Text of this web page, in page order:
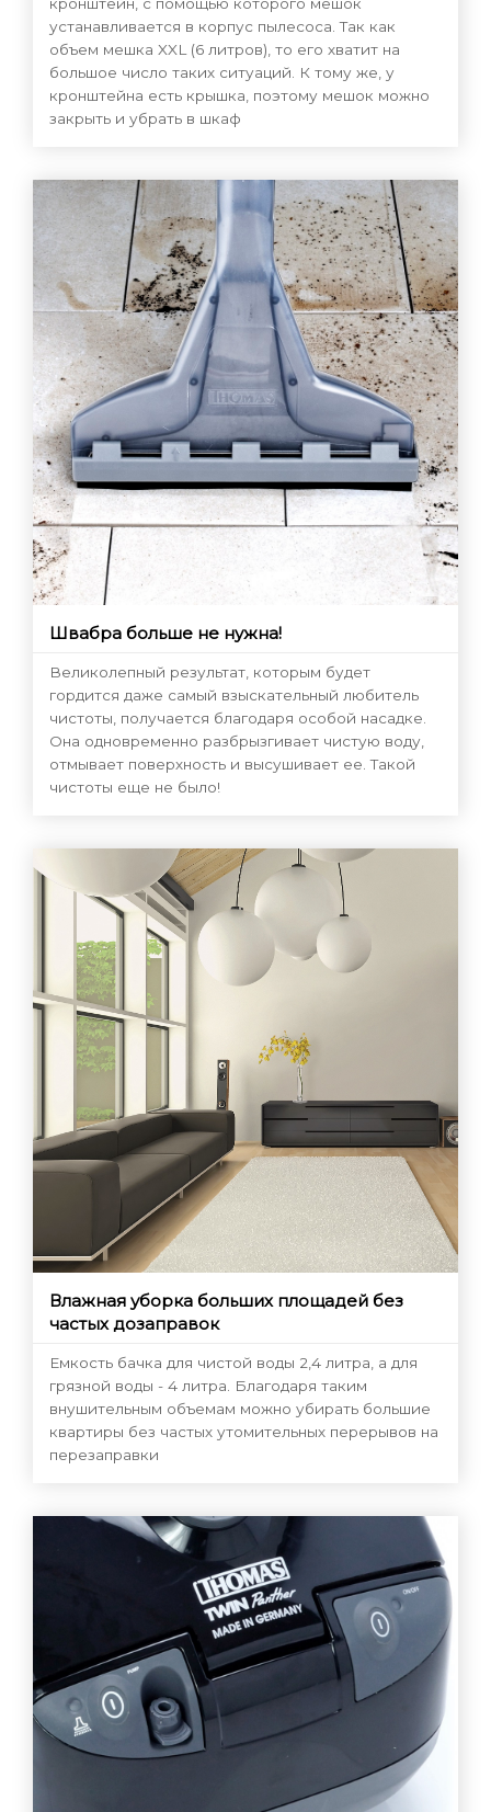
устанавливается в корпус пылесоса. Так как
объем мешка XXL (6 литров), то его хватит на
большое число таких ситуаций. К тому же, у
кронштейна есть крышка, поэтому мешок можно
закрыть и убрать в шкаф
Швабра больше не нужна!
Великолепный результат, которым будет
гордится даже самый взыскательный любитель
чистоты, получается благодаря особой насадке.
Она одновременно разбрызгивает чистую воду,
отмывает поверхность и высушивает ее. Такой
чистоты еще не было!
Влажная уборка больших площадей без
частых дозаправок
Емкость бачка для чистой воды 2,4 литра, а для
грязной воды - 4 литра. Благодаря таким
внушительным объемам можно убирать большие
квартиры без частых утомительных перерывов на
перезаправки